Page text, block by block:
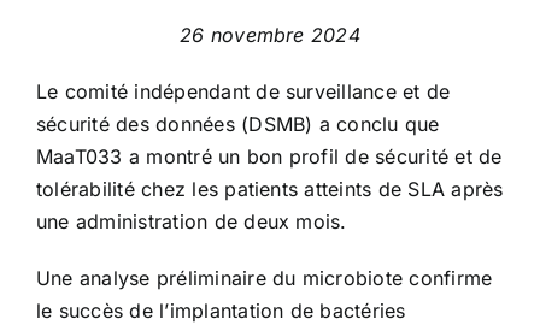
26 novembre 2024
Le comité indépendant de surveillance et de
sécurité des données (DSMB) a conclu que
MaaT033 a montré un bon profil de sécurité et de
tolérabilité chez les patients atteints de SLA après
une administration de deux mois.
Une analyse préliminaire du microbiote confirme
le succès de l’implantation de bactéries